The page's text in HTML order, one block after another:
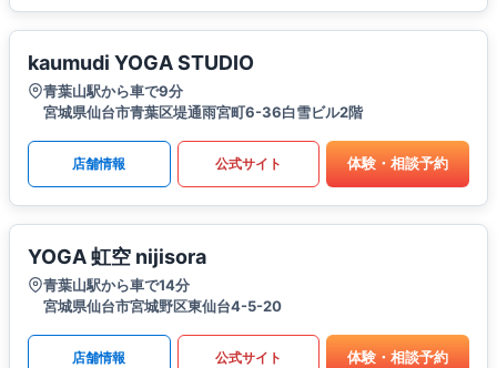
kaumudi YOGA STUDIO
青葉山駅から車で9分
宮城県仙台市青葉区堤通雨宮町6-36白雪ビル2階
店舗情報 公式サイト 体験・相談予約
YOGA 虹空 nijisora
青葉山駅から車で14分
宮城県仙台市宮城野区東仙台4-5-20
店舗情報 公式サイト 体験・相談予約